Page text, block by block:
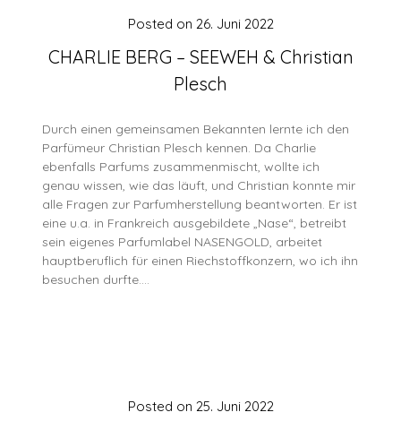
CHARLIE BERG – SEEWEH & Christian
Plesch
Posted on 26. Juni 2022
Durch einen gemeinsamen Bekannten lernte ich den
Parfümeur Christian Plesch kennen. Da Charlie
ebenfalls Parfums zusammenmischt, wollte ich
genau wissen, wie das läuft, und Christian konnte mir
alle Fragen zur Parfumherstellung beantworten. Er ist
eine u.a. in Frankreich ausgebildete „Nase“, betreibt
sein eigenes Parfumlabel NASENGOLD, arbeitet
hauptberuflich für einen Riechstoffkonzern, wo ich ihn
besuchen durfte….
Posted on 25. Juni 2022